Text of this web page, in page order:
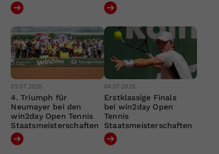
05.07.2026
4. Triumph für
Neumayer bei den
win2day Open Tennis
Staatsmeisterschaften
04.07.2026
Erstklassige Finals
bei win2day Open
Tennis
Staatsmeisterschaften